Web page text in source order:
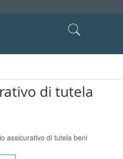
di tutela
assicurativo di tutela beni